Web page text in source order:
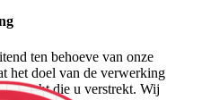
ten behoeve van onze
het doel van de verwerking
die u verstrekt. Wij